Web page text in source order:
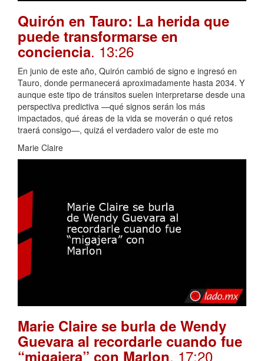
Quirón en Tauro: La herida que
puede transformarse en
conciencia. 13:26
En junio de este año, Quirón cambió de signo e ingresó en
Tauro, donde permanecerá aproximadamente hasta 2034. Y
aunque este tipo de tránsitos suelen interpretarse desde una
perspectiva predictiva —qué signos serán los más
impactados, qué áreas de la vida se moverán o qué retos
traerá consigo—, quizá el verdadero valor de este mo
Marie Claire
Marie Claire se burla de Wendy
Guevara al recordarle cuando fue
“migajera” con Marlon. 17:20